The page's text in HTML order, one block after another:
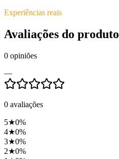
Experiências reais
Avaliações do produto
0 opiniões
—
0 avaliações
5★0%
4★0%
3★0%
2★0%